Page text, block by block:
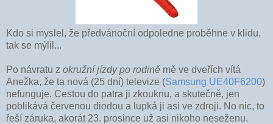
Kdo si myslel, že předvánoční odpoledne proběhne v klidu,
tak se mýlil...
Po návratu z okružní jízdy po rodině mě ve dveřích vítá
Anežka, že ta nová (25 dní) televize (Samsung UE40F6200)
nefunguje. Cestou do patra ji zkouknu, a skutečně, jen
poblikává červenou diodou a lupká ji asi ve zdroji. No nic, to
řeší záruka, akorát 23. prosince už asi nikoho neseženu.